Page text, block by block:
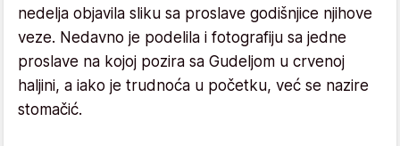
nedelja objavila sliku sa proslave godišnjice njihove
veze. Nedavno je podelila i fotografiju sa jedne
proslave na kojoj pozira sa Gudeljom u crvenoj
haljini, a iako je trudnoća u početku, već se nazire
stomačić.